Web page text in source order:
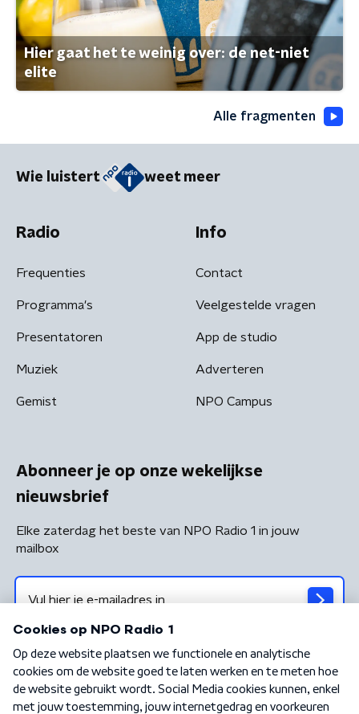
Hier gaat het te weinig over: de net-niet
elite
Alle fragmenten
Wie luistert weet meer
Radio
Frequenties
Programma's
Presentatoren
Muziek
Gemist
Info
Contact
Veelgestelde vragen
App de studio
Adverteren
NPO Campus
Abonneer je op onze wekelijkse
nieuwsbrief
Elke zaterdag het beste van NPO Radio 1 in jouw
mailbox
Algemene voorwaarden Privacybeleid